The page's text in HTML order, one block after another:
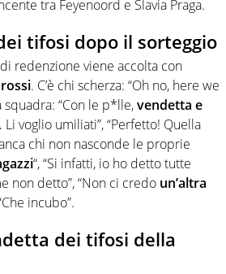
tra Feyenoord e Slavia Praga.
tifosi dopo il sorteggio
redenzione viene accolta con
. C’è chi scherza: “Oh no, here we
squadra: “Con le p*lle,vendetta e
voglio umiliati”, “Perfetto! Quella
chi non nasconde le proprie
“, “Si infatti, io ho detto tutte
non detto”, “Non ci credo un’altra
incubo”.
dei tifosi della